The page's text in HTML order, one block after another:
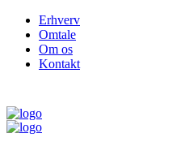
Erhverv
Omtale
Om os
Kontakt